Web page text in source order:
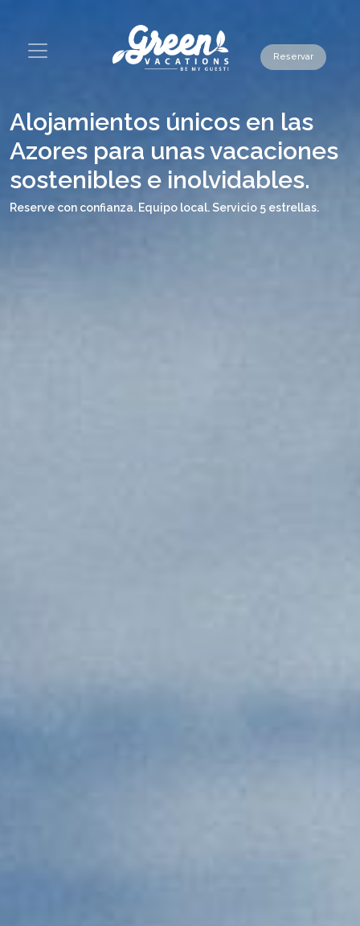
Reservar
Alojamientos únicos en las
Azores para unas vacaciones
sostenibles e inolvidables.
Reserve con confianza. Equipo local. Servicio 5 estrellas.